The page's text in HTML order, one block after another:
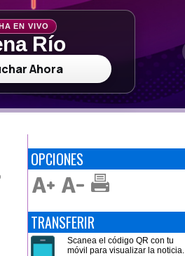
EN VIVO
Río
Ahora
OPCIONES
TRANSFERIR
Scanea el código QR con tu
móvil para visualizar la noticia.